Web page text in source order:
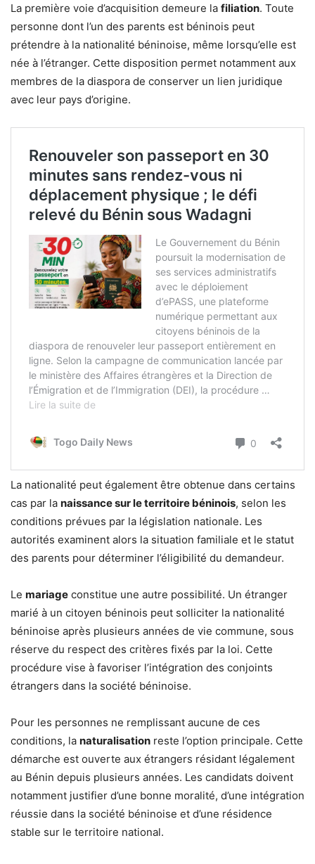
La première voie d’acquisition demeure la filiation. Toute
personne dont l’un des parents est béninois peut
prétendre à la nationalité béninoise, même lorsqu’elle est
née à l’étranger. Cette disposition permet notamment aux
membres de la diaspora de conserver un lien juridique
avec leur pays d’origine.
La nationalité peut également être obtenue dans certains
cas par la naissance sur le territoire béninois, selon les
conditions prévues par la législation nationale. Les
autorités examinent alors la situation familiale et le statut
des parents pour déterminer l’éligibilité du demandeur.
Le mariage constitue une autre possibilité. Un étranger
marié à un citoyen béninois peut solliciter la nationalité
béninoise après plusieurs années de vie commune, sous
réserve du respect des critères fixés par la loi. Cette
procédure vise à favoriser l’intégration des conjoints
étrangers dans la société béninoise.
Pour les personnes ne remplissant aucune de ces
conditions, la naturalisation reste l’option principale. Cette
démarche est ouverte aux étrangers résidant légalement
au Bénin depuis plusieurs années. Les candidats doivent
notamment justifier d’une bonne moralité, d’une intégration
réussie dans la société béninoise et d’une résidence
stable sur le territoire national.